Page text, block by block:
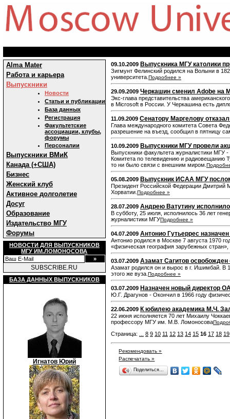
Alma Mater
Работа и карьера
Выпускники
Новости
Статьи и публикации
База данных
Регистрация
Факультетские
ассоциации, клубы,
форумы
Персоналии
Выпускники ВМиК
Канада (+США)
Бизнес
Женский клуб
Активное долголетие
Досуг
Образование
Издательство МГУ
Форумы
НОВОСТИ ДЛЯ ВЫПУСКНИКОВ
МГУ ИМ.ЛОМОНОСОВА
SUBSCRIBE.RU
БАЗА ДАННЫХ ВЫПУСКНИКОВ
Игнатов Юрий
09.10.2009 Выпускника МГУ католики
Зигмунт Фелинский родился на Волыни в
университета. Подробнее »
29.09.2009 Черкашин сменил Adobe на
Экс-глава представительства
в Microsoft в России. У Черкашина есть
11.09.2009 Сенатору Маргелову
Глава международного комитета Совета
разрешение на въезд, сообщил в пятницу
10.09.2009 Выпускники МГУ провели
Выпускники факультета журналистики
Комитета по телевидению и радиовещанию
то ни было связи с внешним миром.
05.08.2009 Выпускник ИСАА МГУ
Президент Российской Федерации Дмитрий
Хорватии. Подробнее »
28.07.2009 Андрею Ватутину
В субботу, 25 июля, исполнилось 36 лет
журналистики МГУПодробнее »
04.07.2009 Антонио Гутьеррес
Антонио родился в Москве 7 августа 1970
«физическая география зарубежных
03.07.2009 Азамат Сагитов
Азамат родился он и вырос в г. Ишимбай. В
этого же вуза. Подробнее »
03.07.2009 Назначен новый директор
Ю.Г. Драгунов - Окончил в 1966 году
22.06.2009 К юбилею академика М.Ч.
22 июня исполняется 70 лет Михаилу
профессору МГУ им. М.В. Ломоносова
Страница: 8 9 10 11 12 13 14 15 16 17 18 19
Рекомендовать »
Распечатать »
Поделиться…